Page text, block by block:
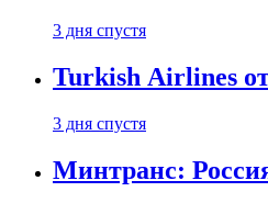
3 дня спустя
Turkish Airlines
3 дня спустя
Минтранс: